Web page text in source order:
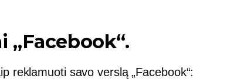
„Facebook“.
reklamuoti savo verslą „Facebook“: